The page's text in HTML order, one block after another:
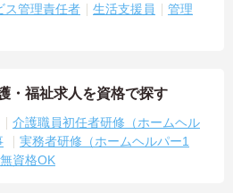
ス管理責任者 生活支援員
管理
・福祉求人を資格で探す
介護職員初任者研修（ホームヘル
実務者研修（ホームヘルパー1
無資格OK